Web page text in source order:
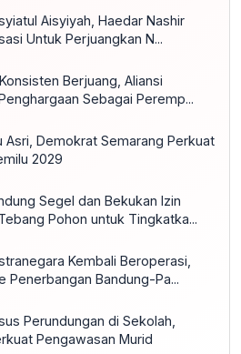
Aisyiyah, Haedar Nashir
Untuk Perjuangkan N...
Berjuang, Aliansi
Sebagai Peremp...
Asri, Demokrat Semarang Perkuat
2029
Segel dan Bekukan Izin
Pohon untuk Tingkatka...
Kembali Beroperasi,
Penerbangan Bandung-Pa...
Perundungan di Sekolah,
Pengawasan Murid